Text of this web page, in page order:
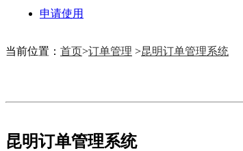
申请使用
当前位置： 首页>订单管理 >昆明订单管理系统
昆明订单管理系统